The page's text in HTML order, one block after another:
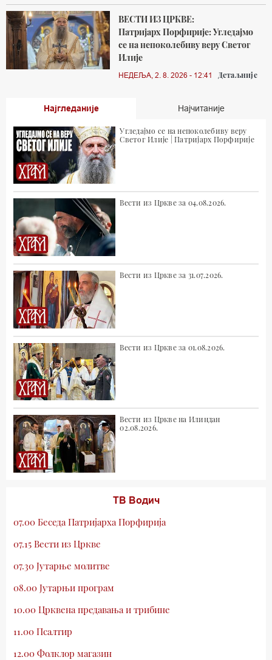
ВЕСТИ ИЗ ЦРКВЕ:
Патријарх Порфирије: Угледајмо
се на непоколебиву веру Светог
Илије
НЕДЕЉА, 2. 8. 2026 - 12:41 Детаљније
Најгледаније Најчитаније
Угледајмо се на непоколебиву веру
Светог Илије | Патријарх Порфирије
Вести из Цркве за 04.08.2026.
Вести из Цркве за 31.07.2026.
Вести из Цркве за 01.08.2026.
Вести из Цркве на Илиндан
02.08.2026.
ТВ Водич
07.00 Беседа Патријарха Порфирија
07.15 Вести из Цркве
07.30 Јутарње молитве
08.00 Јутарњи програм
10.00 Црквена предавања и трибине
11.00 Псалтир
12.00 Фолклор магазин